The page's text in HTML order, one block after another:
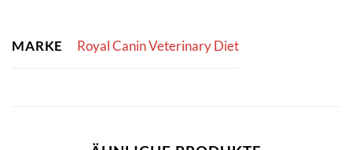
MARKE Royal Canin Veterinary Diet